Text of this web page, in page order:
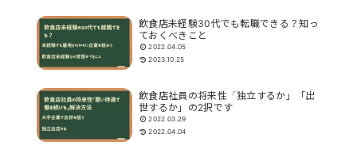
飲食店未経験30代でも転職できる？知っ
ておくべきこと
2022.04.05
2023.10.25
飲食店社員の将来性「独立するか」「出
世するか」の2択です
2022.03.29
2022.04.04